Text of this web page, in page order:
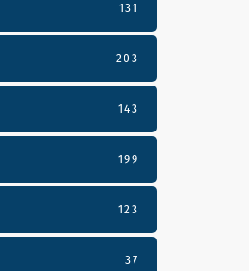
131
203
143
199
123
37